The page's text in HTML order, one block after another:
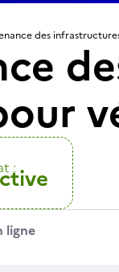
des
:
ligne